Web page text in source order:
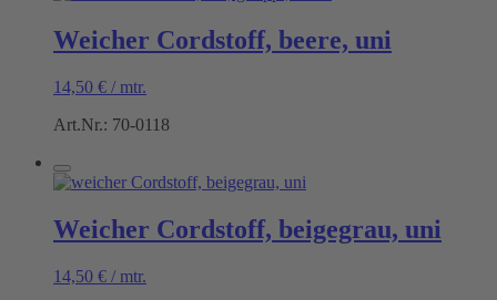
Weicher Cordstoff, beere, uni
14,50 € / mtr.
Art.Nr.: 70-0118
Weicher Cordstoff, beigegrau, uni
14,50 € / mtr.